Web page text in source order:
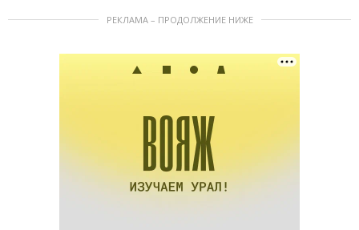
РЕКЛАМА – ПРОДОЛЖЕНИЕ НИЖЕ